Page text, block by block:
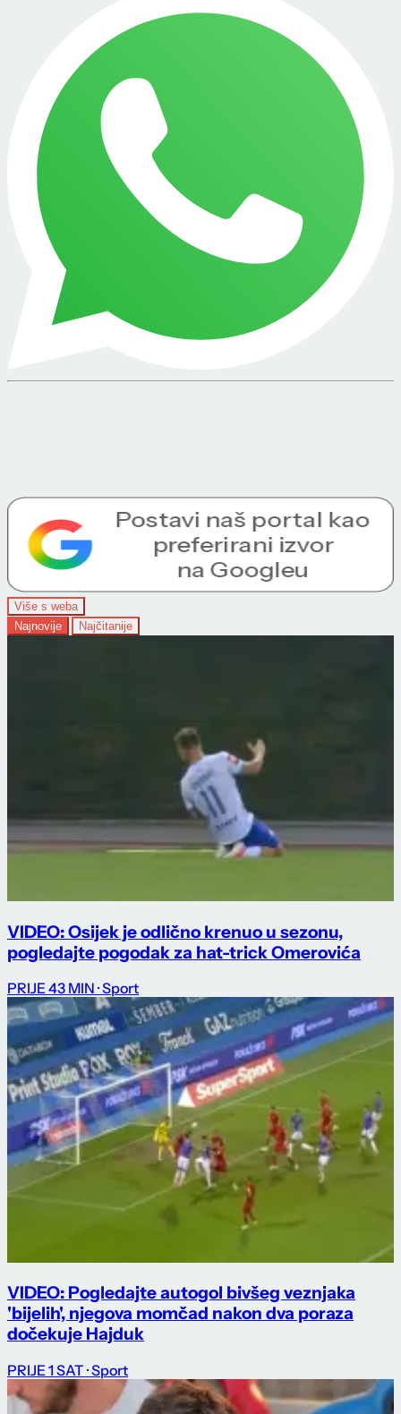
Više s weba
Najnovije
Najčitanije
VIDEO: Osijek je odlično krenuo u sezonu,
pogledajte pogodak za hat-trick Omerovića
PRIJE 43 MIN · Sport
VIDEO: Pogledajte autogol bivšeg veznjaka
'bijelih', njegova momčad nakon dva poraza
dočekuje Hajduk
PRIJE 1 SAT · Sport